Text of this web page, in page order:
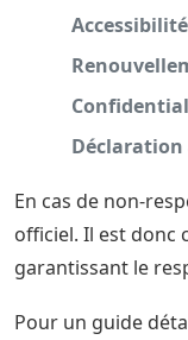
Déclaration
En cas de non-
officiel. Il est donc
garantissant le
Pour un guide